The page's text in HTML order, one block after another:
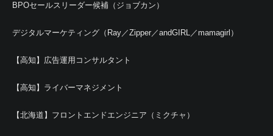
BPOセールスリーダー候補（ジョブカン）
デジタルマーケティング（Ray／Zipper／andGIRL／mamagirl）
【高知】広告運用コンサルタント
【高知】ライバーマネジメント
【北海道】フロントエンドエンジニア（ミクチャ）